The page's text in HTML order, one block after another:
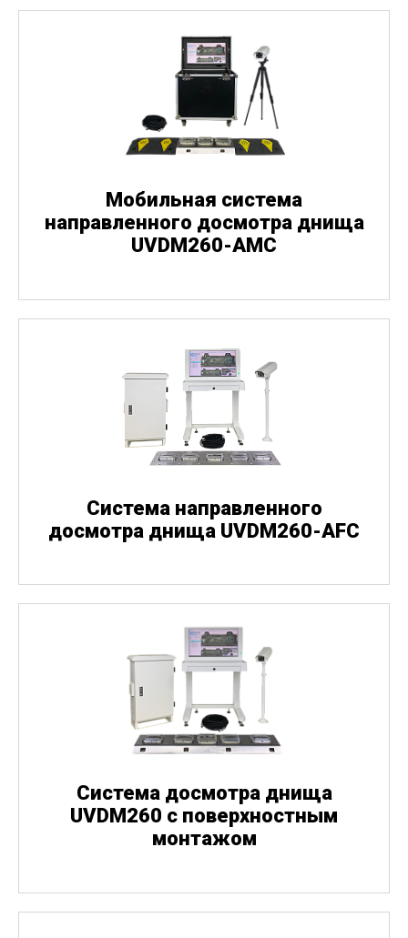
Мобильная система
направленного досмотра днища
UVDM260-AMC
Система направленного
досмотра днища UVDM260-AFC
Система досмотра днища
UVDM260 с поверхностным
монтажом